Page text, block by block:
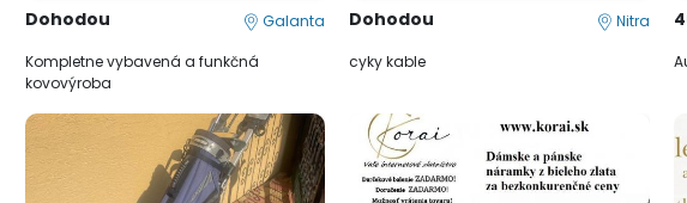
Dohodou Galanta
Kompletne vybavená a funkčná
kovovýroba
Dohodou Nitra
cyky kable